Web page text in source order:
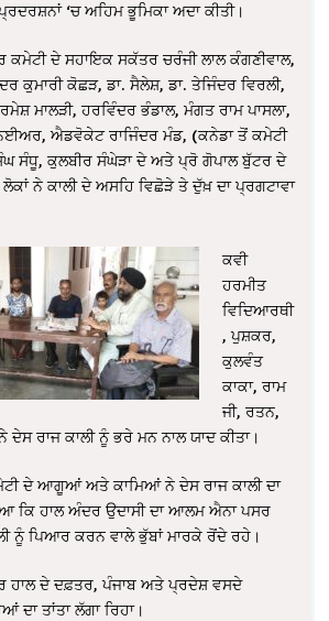
‘ਚ ਅਹਿਮ ਭੂਮਿਕਾ ਅਦਾ ਕੀਤੀ।
ਕਮੇਟੀ ਦੇ ਸਹਾਇਕ ਸਕੱਤਰ ਚਰੰਜੀ ਲਾਲ ਕੰਗਣੀਵਾਲ,
ਕੁਮਾਰੀ ਕੋਛੜ, ਡਾ. ਸੈਲੇਸ਼, ਡਾ. ਤੇਜਿੰਦਰ ਵਿਰਲੀ,
ਮਾਲੜੀ, ਹਰਵਿੰਦਰ ਭੰਡਾਲ, ਮੰਗਤ ਰਾਮ ਪਾਸਲਾ,
ਐਡਵੋਕੇਟ ਰਾਜਿੰਦਰ ਮੰਡ, (ਕਨੇਡਾ ਤੋਂ ਕਮੇਟੀ
ਸੰਧੂ, ਕੁਲਬੀਰ ਸੰਘੇੜਾ ਦੇ ਅਤੇ ਪ੍ਰੋ ਗੋਪਾਲ ਬੁੱਟਰ ਦੇ
ਨੇ ਕਾਲੀ ਦੇ ਅਸਹਿ ਵਿਛੋੜੇ ਤੇ ਦੁੱਖ਼ ਦਾ ਪ੍ਰਗਟਾਵਾ
ਕਵੀ
ਹਰਮੀਤ
ਵਿਦਿਆਰਥੀ
, ਪੁਸ਼ਕਰ,
ਕੁਲਵੰਤ
ਕਾਕਾ, ਰਾਮ
ਜੀ, ਰਤਨ,
ਦੇਸ ਰਾਜ ਕਾਲੀ ਨੂੰ ਭਰੇ ਮਨ ਨਾਲ ਯਾਦ ਕੀਤਾ।
ਦੇ ਆਗੂਆਂ ਅਤੇ ਕਾਮਿਆਂ ਨੇ ਦੇਸ ਰਾਜ ਕਾਲੀ ਦਾ
ਕਿ ਹਾਲ ਅੰਦਰ ਉਦਾਸੀ ਦਾ ਆਲਮ ਐਨਾ ਪਸਰ
ਨੂੰ ਪਿਆਰ ਕਰਨ ਵਾਲੇ ਭੁੱਬਾਂ ਮਾਰਕੇ ਰੋਂਦੇ ਰਹੇ।
ਹਾਲ ਦੇ ਦਫ਼ਤਰ, ਪੰਜਾਬ ਅਤੇ ਪ੍ਰਦੇਸ਼ ਵਸਦੇ
ਦਾ ਤਾਂਤਾ ਲੱਗਾ ਰਿਹਾ।